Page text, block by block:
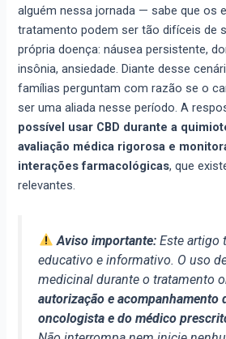
alguém nessa jornada — sabe que os
tratamento podem ser tão difíceis de
própria doença: náusea persistente,
insônia, ansiedade. Diante desse
famílias perguntam com razão se o
ser uma aliada nesse período. A
possível usar CBD durante a
avaliação médica rigorosa e
interações farmacológicas, que
relevantes.
Aviso importante:Este artigo
educativo e informativo. O uso
medicinal durante o tratamento
autorização e acompanhamento
oncologista e do médico